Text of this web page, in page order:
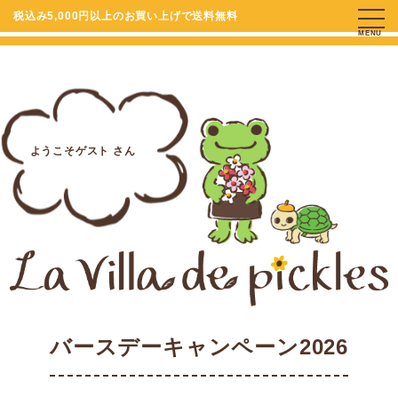
税込み5,000円以上のお買い上げで送料無料
ようこそゲスト さん
MENU
バースデーキャンペーン2026